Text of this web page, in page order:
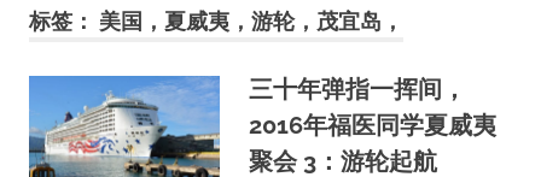
content
标签： 美国，夏威夷，游轮，茂宜岛，
三十年弹指一挥间，
2016年福医同学夏威夷
聚会 3：游轮起航